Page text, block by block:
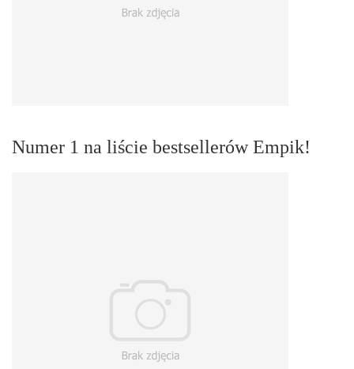
Numer 1 na liście bestsellerów Empik!